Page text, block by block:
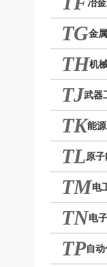
冶
TG金
TH机
TJ武器
TK能
TL原
TM电
TN电
TP自动